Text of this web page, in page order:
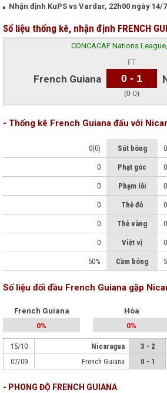
Nhận định KuPS vs Vardar, 22h00 ngày 14/
Số liệu thống kê, nhận định FRENCH
CONCACAF Nations
French Guiana
FT
0 - 1
(0-0)
- Thống kê French Guiana đấu với
0(0) Sút bóng
0 Phạt góc 0
0 Phạm lỗi 0
0 Thẻ đỏ 0
0 Thẻ vàng 0
0 Việt vị 0
50% Cầm bóng
Số liệu đối đầu French Guiana gặp
French Guiana
0%
Hòa
0%
15/10 Nicaragua 3 - 2
07/09
French Guiana 0 - 1
- PHONG ĐỘ FRENCH GUIANA